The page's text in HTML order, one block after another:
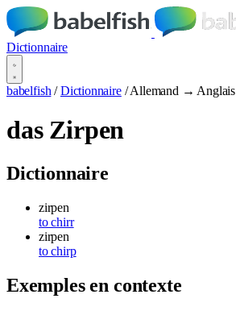
Dictionnaire
babelfish / Dictionnaire / Allemand → Anglais
das Zirpen
Dictionnaire
zirpen
to chirr
zirpen
to chirp
Exemples en contexte